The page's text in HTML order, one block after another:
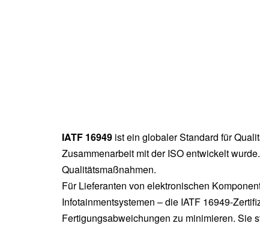
IATF 16949 ist ein globaler Standard für
Zusammenarbeit mit der ISO entwickelt
Qualitätsmaßnahmen.
Für Lieferanten von elektronischen
Infotainmentsystemen – die IATF 16949-
Fertigungsabweichungen zu minimieren. Sie